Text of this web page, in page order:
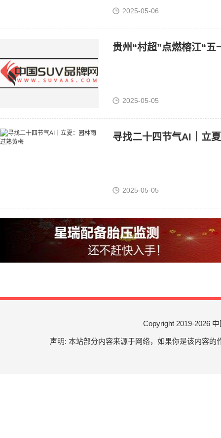
2025-05-06
贵州“村超”点燃榕江“五
2025-05-05
寻找二十四节气AI｜立
2025-05-05
Copyright 2019-2026
声明: 本站部分内容来源于网络，如果你是该内容